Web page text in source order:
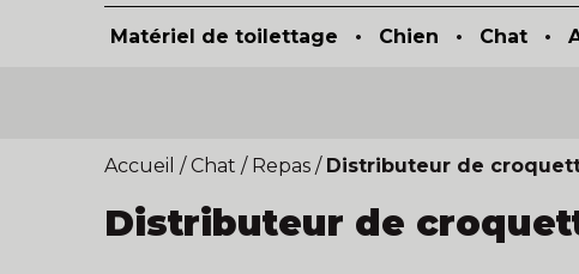
Matériel de toilettage • Chien • Chat •
Accueil / Chat / Repas / Distributeur de
Distributeur de